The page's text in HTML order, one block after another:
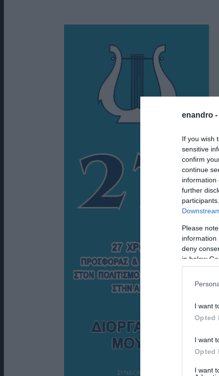
enandro -
If you wish
sensitive
confirm
continue
information
further
Please
information
deny
in below
I want
Opted
I want
Opted
I want